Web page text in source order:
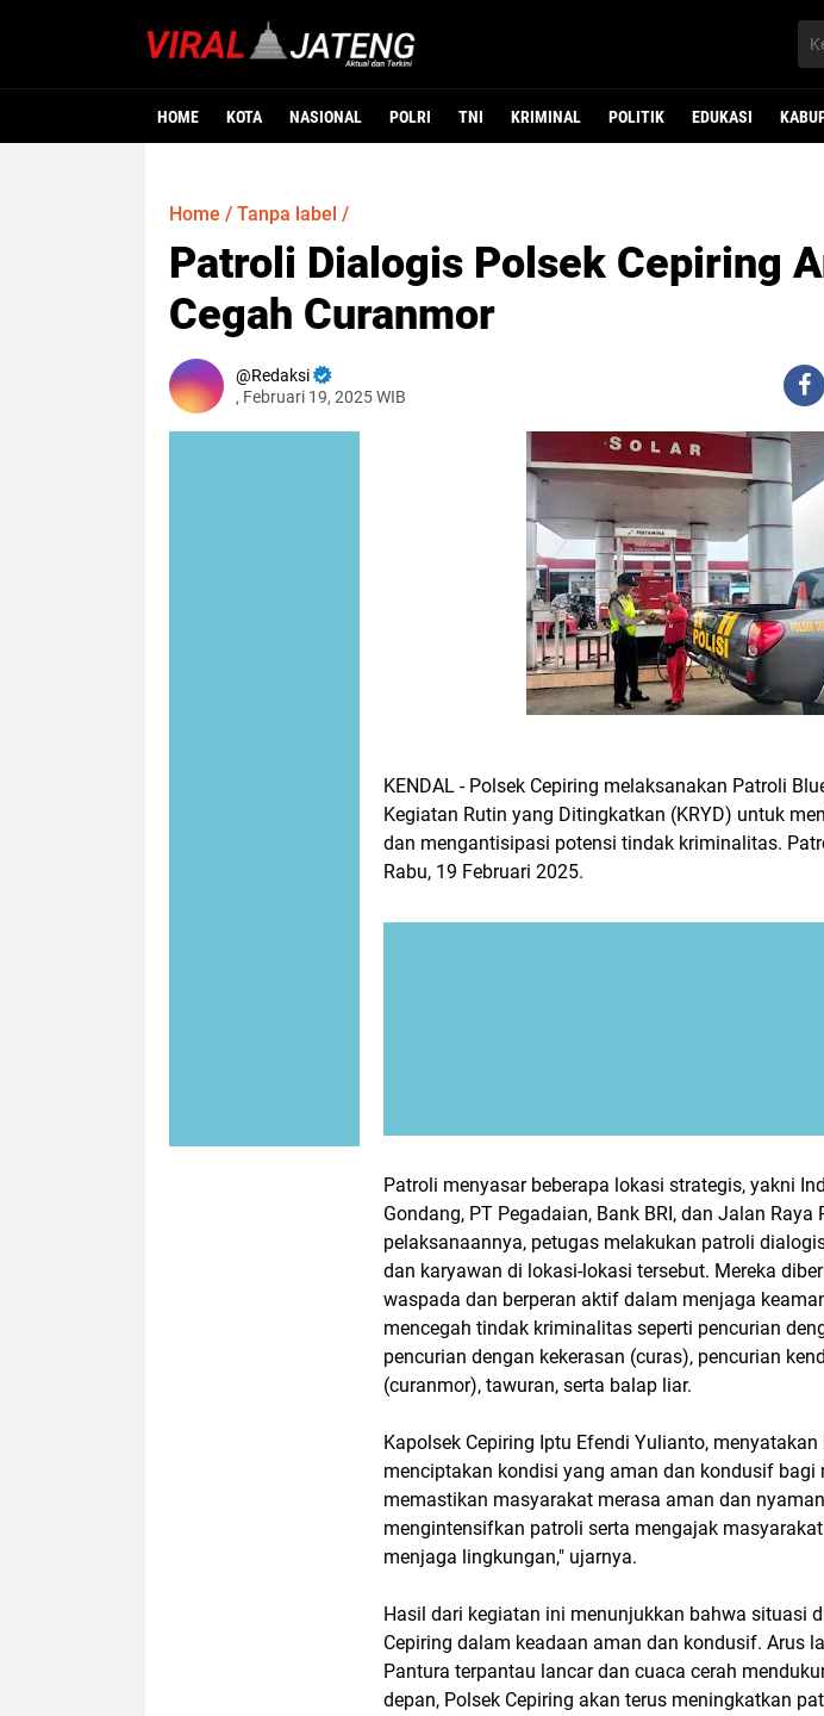
HOME KOTA NASIONAL POLRI TNI KRIMINAL POLITIK EDUKASI
Home / Tanpa label /
Patroli Dialogis Polsek Cepiring
Cegah Curanmor
Redaksi
, Februari 19, 2025 WIB
KENDAL - Polsek Cepiring melaksanakan Patroli
Kegiatan Rutin yang Ditingkatkan (KRYD) untuk
dan mengantisipasi potensi tindak kriminalitas.
Rabu, 19 Februari 2025.
Patroli menyasar beberapa lokasi strategis, yakni
Gondang, PT Pegadaian, Bank BRI, dan Jalan Raya
pelaksanaannya, petugas melakukan patroli
dan karyawan di lokasi-lokasi tersebut. Mereka
waspada dan berperan aktif dalam menjaga
mencegah tindak kriminalitas seperti pencurian
pencurian dengan kekerasan (curas), pencurian
(curanmor), tawuran, serta balap liar.
Kapolsek Cepiring Iptu Efendi Yulianto,
menciptakan kondisi yang aman dan kondusif bagi
memastikan masyarakat merasa aman dan
mengintensifkan patroli serta mengajak
menjaga lingkungan," ujarnya.
Hasil dari kegiatan ini menunjukkan bahwa situasi
Cepiring dalam keadaan aman dan kondusif. Arus
Pantura terpantau lancar dan cuaca cerah
depan, Polsek Cepiring akan terus meningkatkan